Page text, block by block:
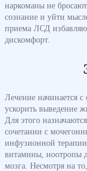
наркоманы не
сознание и уйти
приема ЛСД
дискомфорт.
Лечение начинается
ускорить выведение
Для этого
сочетании с
инфузионной терапии
витамины, ноотропы
мозга. Несмотря на